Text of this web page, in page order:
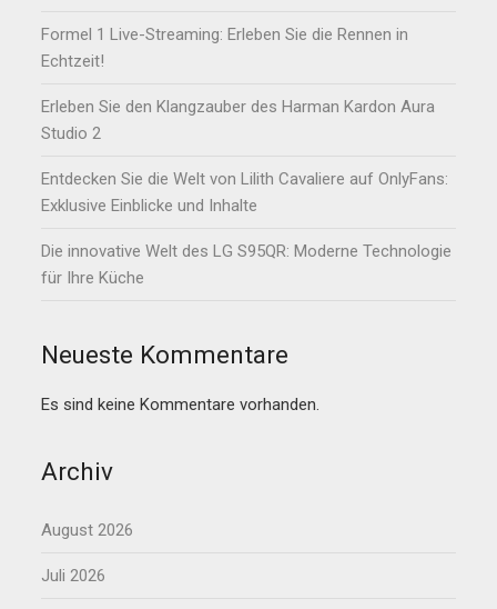
Formel 1 Live-Streaming: Erleben Sie die Rennen in
Echtzeit!
Erleben Sie den Klangzauber des Harman Kardon Aura
Studio 2
Entdecken Sie die Welt von Lilith Cavaliere auf OnlyFans:
Exklusive Einblicke und Inhalte
Die innovative Welt des LG S95QR: Moderne Technologie
für Ihre Küche
Neueste Kommentare
Es sind keine Kommentare vorhanden.
Archiv
August 2026
Juli 2026